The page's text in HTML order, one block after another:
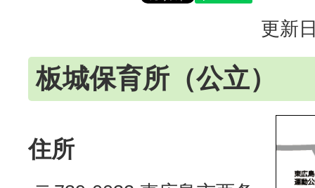
更新
板城保育所（公立）
住所